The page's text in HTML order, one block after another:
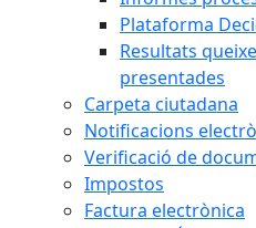
Plataforma
Resultats
presentades
Carpeta ciutadana
Notificacions
Verificació de
Impostos
Factura electrònica